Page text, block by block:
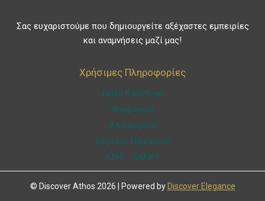
Σας ευχαριστούμε που δημιουργείτε αξέχαστες εμπειρίες
και αναμνήσεις μαζί μας!
Χρήσιμες Πληροφορίες
Τιμές Καυσίμων
Φαρμακεία
Λεωφορεία
Χρήσιμα Τηλέφωνα
ATM – BANKS
© Discover Athos 2026 | Powered by Discover Elegance